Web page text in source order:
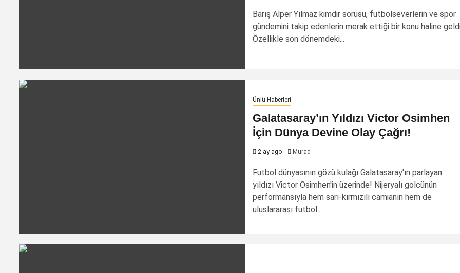
Barış Alper Yılmaz kimdir sorusu, futbolseverlerin ve spor
gündemini takip edenlerin merak ettiği bir konu haline
Özellikle son dönemdeki...
Ünlü Haberleri
Galatasaray’ın Yıldızı Victor Osimhen
İçin Dünya Devine Olay Çağrı!
2 ay ago Murad
Futbol dünyasının gözü kulağı Galatasaray'ın parlayan
yıldızı Victor Osimhen'in üzerinde! Nijeryalı golcünün
performansıyla hem sarı-kırmızılı camianın hem de
uluslararası futbol...